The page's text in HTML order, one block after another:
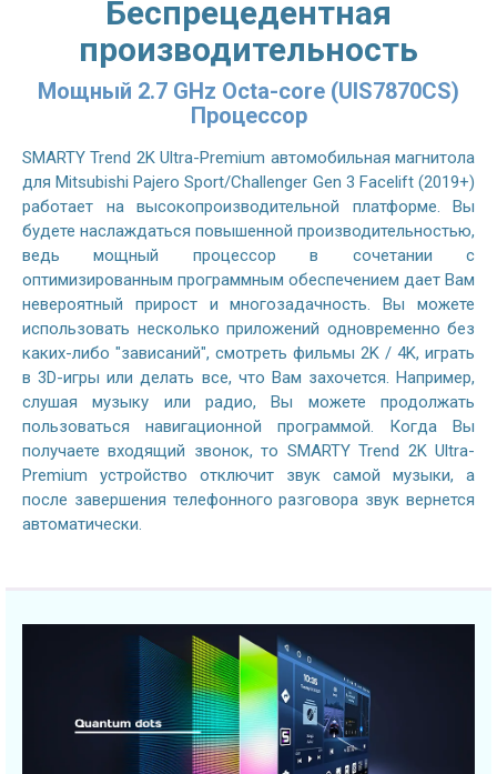
Беспрецедентная
производительность
Мощный 2.7 GHz Octa-core (UIS7870CS)
Процессор
SMARTY Trend 2K Ultra-Premium автомобильная магнитола
для Mitsubishi Pajero Sport/Challenger Gen 3 Facelift (2019+)
работает на высокопроизводительной платформе. Вы
будете наслаждаться повышенной производительностью,
ведь мощный процессор в сочетании с
оптимизированным программным обеспечением дает Вам
невероятный прирост и многозадачность. Вы можете
использовать несколько приложений одновременно без
каких-либо "зависаний", смотреть фильмы 2K / 4K, играть
в 3D-игры или делать все, что Вам захочется. Например,
слушая музыку или радио, Вы можете продолжать
пользоваться навигационной программой. Когда Вы
получаете входящий звонок, то SMARTY Trend 2K Ultra-
Premium устройство отключит звук самой музыки, а
после завершения телефонного разговора звук вернется
автоматически.